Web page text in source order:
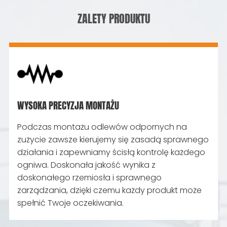
ZALETY PRODUKTU
WYSOKA PRECYZJA MONTAŻU
Podczas montażu odlewów odpornych na
zużycie zawsze kierujemy się zasadą sprawnego
działania i zapewniamy ścisłą kontrolę każdego
ogniwa. Doskonała jakość wynika z
doskonałego rzemiosła i sprawnego
zarządzania, dzięki czemu każdy produkt może
spełnić Twoje oczekiwania.